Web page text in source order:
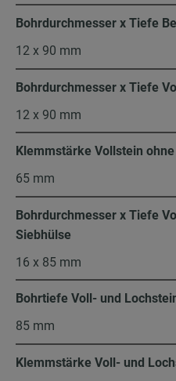
Bohrdurchmesser x Tiefe
12 x 90 mm
Bohrdurchmesser x Tiefe
12 x 90 mm
Klemmstärke Vollstein
65 mm
Bohrdurchmesser x Tiefe
Siebhülse
16 x 85 mm
Bohrtiefe Voll- und
85 mm
Klemmstärke Voll- und